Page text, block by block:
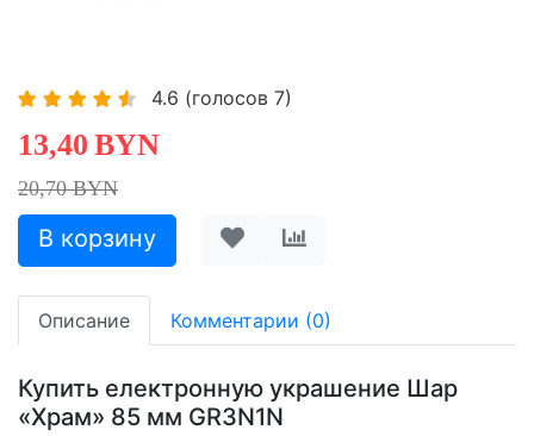
Хит
4.6 (голосов 7)
13,40 BYN
20,70 BYN
Описание Комментарии (0)
Купить електронную украшение Шар
«Храм» 85 мм GR3N1N